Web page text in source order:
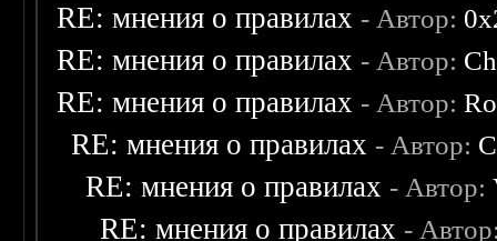
RE: мнения о правилах - Автор:
RE: мнения о правилах - Автор:
RE: мнения о правилах - Автор:
RE: мнения о правилах - Автор:
RE: мнения о правилах - Автор:
RE: мнения о правилах -